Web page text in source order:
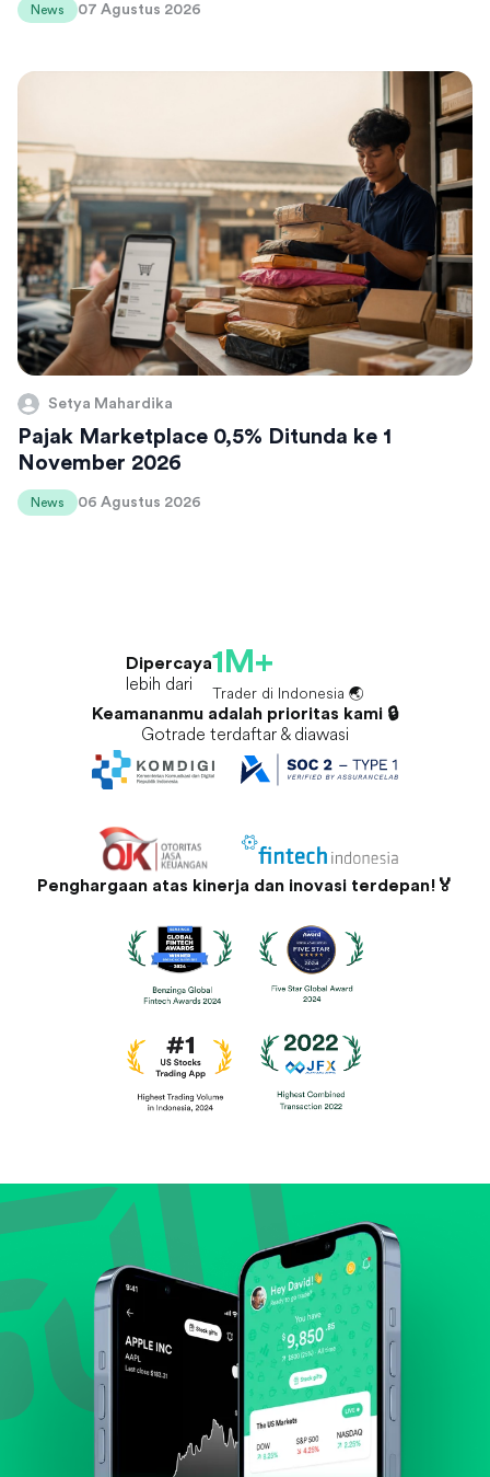
News 07 Agustus 2026
Setya Mahardika
Pajak Marketplace 0,5% Ditunda ke 1
November 2026
News 06 Agustus 2026
Dipercaya
lebih dari
1M+
Trader di Indonesia 🌏
Keamananmu adalah prioritas kami 🔒
Gotrade terdaftar & diawasi
Penghargaan atas kinerja dan inovasi terdepan!🏅